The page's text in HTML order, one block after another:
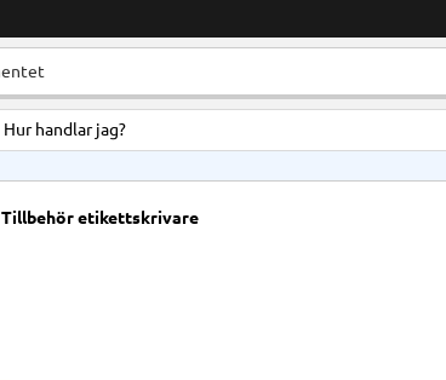
Hur handlar jag?
Tillbehör etikettskrivare